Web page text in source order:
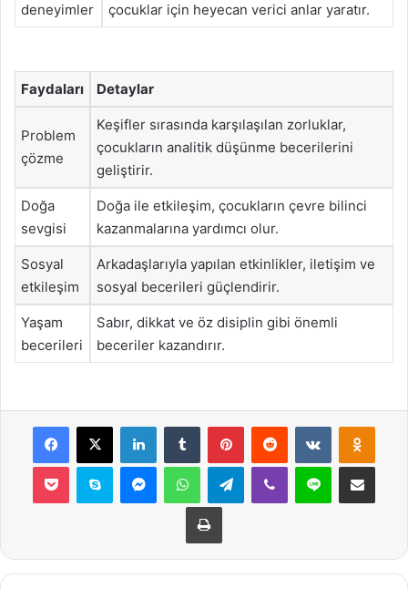
deneyimler
çocuklar için heyecan verici anlar yaratır.
Faydaları Detaylar
Problem
çözme
Keşifler sırasında karşılaşılan zorluklar,
çocukların analitik düşünme becerilerini
geliştirir.
Doğa
sevgisi
Doğa ile etkileşim, çocukların çevre bilinci
kazanmalarına yardımcı olur.
Sosyal
etkileşim
Arkadaşlarıyla yapılan etkinlikler, iletişim ve
sosyal becerileri güçlendirir.
Yaşam
becerileri
Sabır, dikkat ve öz disiplin gibi önemli
beceriler kazandırır.
Facebook
X LinkedInTumblr PinterestReddit VKontakte
Pocket Skype MessengerWhatsAppTelegramViber Line E-Posta ile
Yazdır